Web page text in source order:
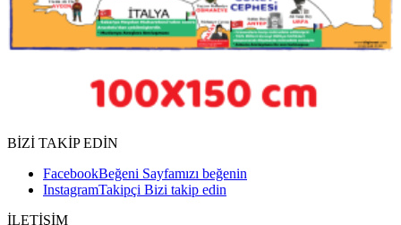
BİZİ TAKİP EDİN
FacebookBeğeni Sayfamızı beğenin
InstagramTakipçi Bizi takip edin
İLETİŞİM